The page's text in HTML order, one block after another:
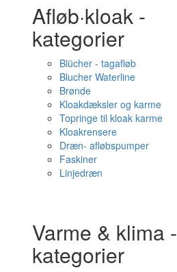
Afløb·kloak -
kategorier
Blücher - tagafløb
Blucher Waterline
Brønde
Kloakdæksler og karme
Topringe til kloak karme
Kloakrensere
Dræn- afløbspumper
Faskiner
Linjedræn
Varme & klima -
kategorier